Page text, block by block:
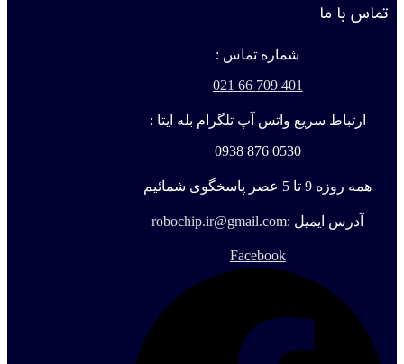
تماس با ما
شماره تماس :
401 709 66 021
ارتباط سریع واتس آپ تلگرام بله ایتا :
0530 876 0938
همه روزه 9 تا 5 عصر پاسخگوی شمائیم
آدرس ایمیل :robochip.ir@gmail.com
Facebook